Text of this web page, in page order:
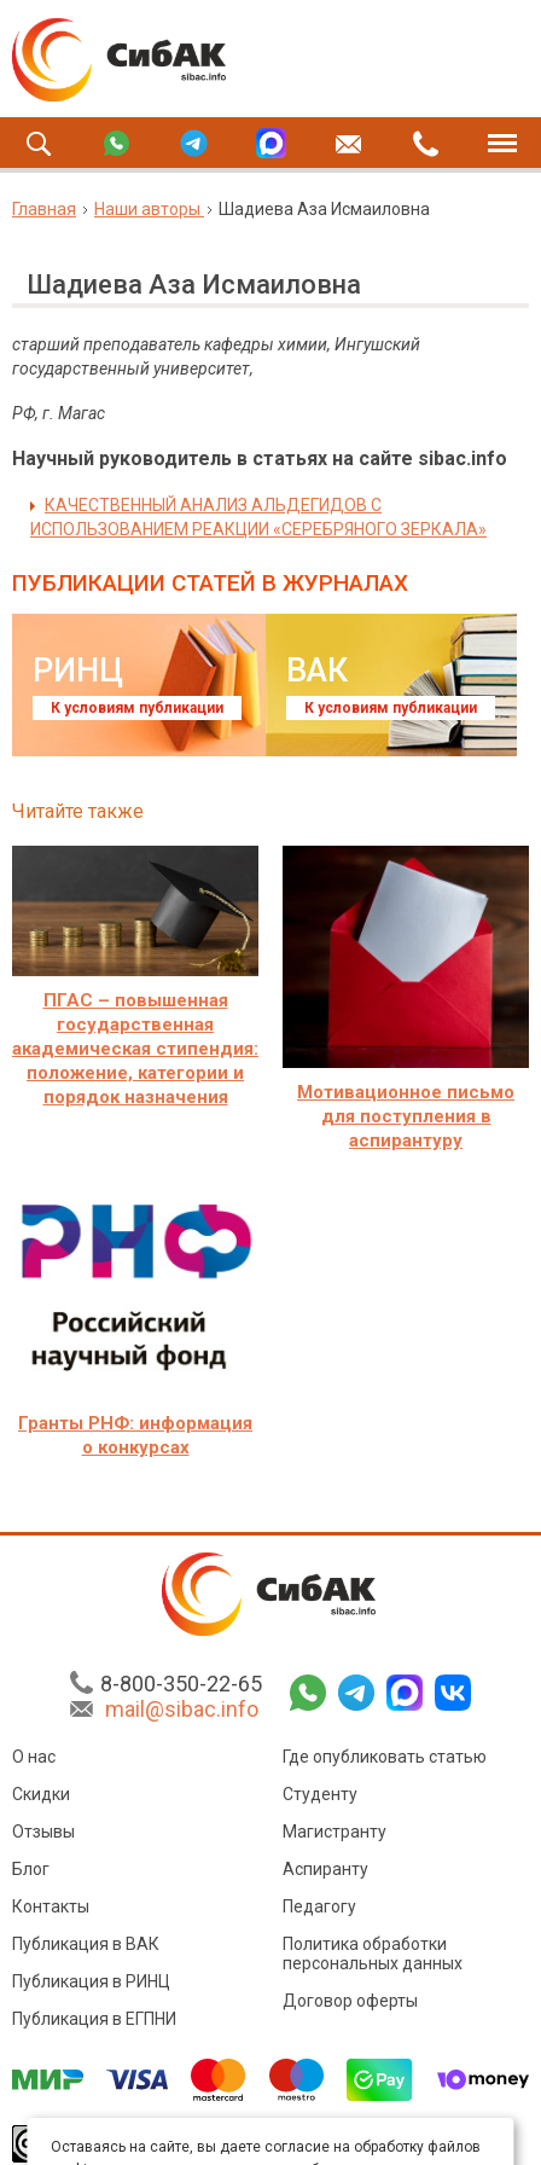
Главная Наши авторы Шадиева Аза Исмаиловна
Шадиева Аза Исмаиловна
старший преподаватель кафедры химии, Ингушский
государственный университет,
РФ, г. Магас
Научный руководитель в статьях на сайте sibac.info
КАЧЕСТВЕННЫЙ АНАЛИЗ АЛЬДЕГИДОВ С
ИСПОЛЬЗОВАНИЕМ РЕАКЦИИ «СЕРЕБРЯНОГО ЗЕРКАЛА»
ПУБЛИКАЦИИ СТАТЕЙ В ЖУРНАЛАХ
РИНЦ
К условиям публикации
ВАК
К условиям публикации
Читайте также
ПГАС – повышенная
государственная
академическая стипендия:
положение, категории и
порядок назначения
Мотивационное письмо
для поступления в
аспирантуру
Гранты РНФ: информация
о конкурсах
8-800-350-22-65
mail@sibac.info
О нас
Скидки
Отзывы
Блог
Контакты
Где опубликовать статью
Студенту
Магистранту
Аспиранту
Педагогу
Публикация в ВАК
Публикация в РИНЦ
Публикация в ЕГПНИ
Политика обработки
персональных данных
Договор оферты
произведение доступно полицензии Creative
Оставаясь на сайте, вы даете согласие на обработку файлов